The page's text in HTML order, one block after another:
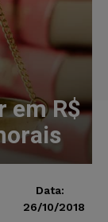
em R$
Data:
26/10/2018